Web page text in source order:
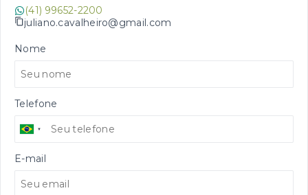
(41) 99652-2200
juliano.cavalheiro@gmail.com
Nome
Telefone
E-mail